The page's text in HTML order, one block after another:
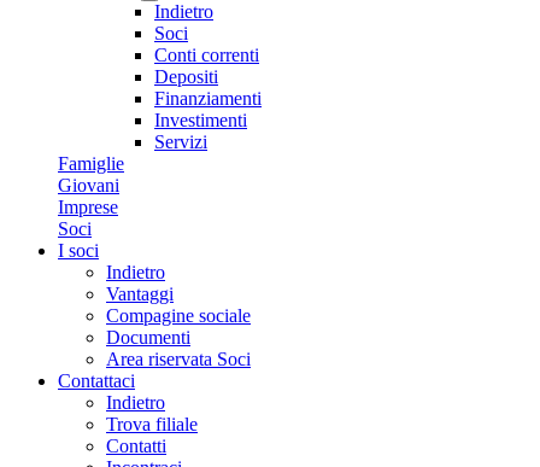
Indietro
Soci
Conti correnti
Depositi
Finanziamenti
Investimenti
Servizi
Famiglie
Giovani
Imprese
Soci
I soci
Indietro
Vantaggi
Compagine sociale
Documenti
Area riservata Soci
Contattaci
Indietro
Trova filiale
Contatti